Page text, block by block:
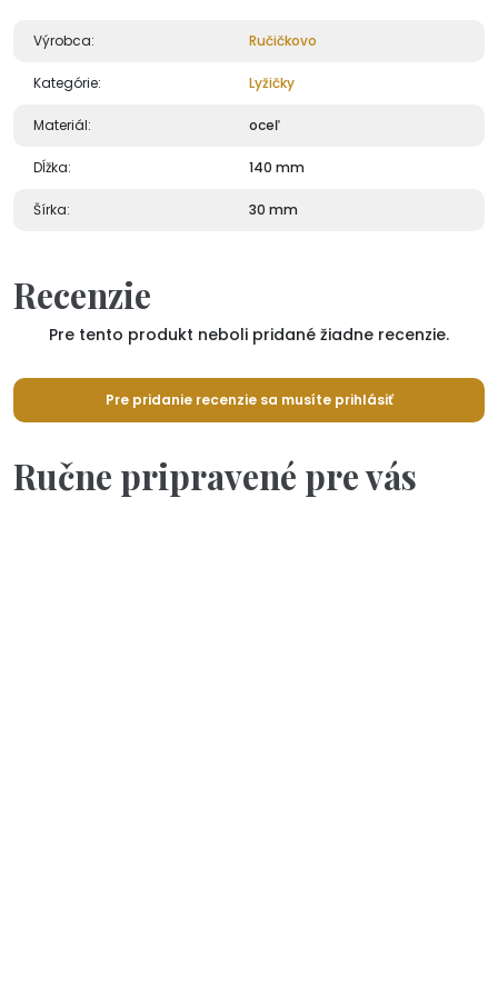
Výrobca: Ručičkovo
Kategórie: Lyžičky
Materiál: oceľ
Dĺžka: 140 mm
Šírka: 30 mm
Recenzie
Pre tento produkt neboli pridané žiadne recenzie.
Pre pridanie recenzie sa musíte prihlásiť
Ručne pripravené pre vás